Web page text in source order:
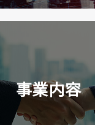
事業内容